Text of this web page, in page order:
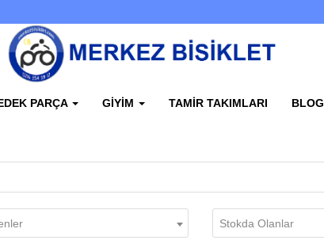
PARÇA GIYIM TAMIR TAKIMLARI BLOG
Stokda Olanlar